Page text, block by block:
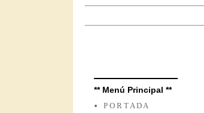
** Menú Principal **
P O R T A D A